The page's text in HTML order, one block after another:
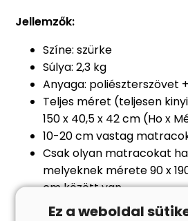
Jellemzők:
Színe: szürke
Súlya: 2,3 kg
Anyaga: poliészterszövet
Teljes méret (teljesen
150 x 40,5 x 42 cm (Ho x
10-20 cm vastag
Csak olyan matracokat
melyeknek mérete 90 x
cm között van
18 hónapos és 5 éves kor
Ez a weboldal